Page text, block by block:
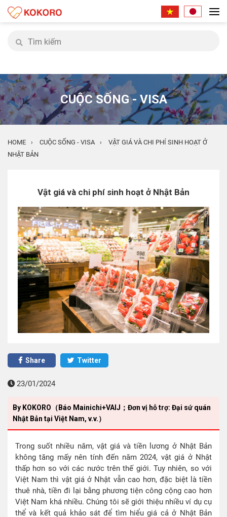
CUỘC SỐNG - VISA
HOME › CUỘC SỐNG - VISA ›
VẬT GIÁ VÀ CHI PHÍ SINH HOẠT Ở
NHẬT BẢN
Vật giá và chi phí sinh hoạt ở Nhật Bản
Share Twitter
23/01/2024
By KOKORO（Báo Mainichi+VAIJ；Đơn vị hỗ trợ: Đại sứ quán
Nhật Bản tại Việt Nam, v.v.）
Trong suốt nhiều năm, vật giá và tiền lương ở Nhật Bản
không tăng mấy nên tính đến năm 2024, vật giá ở Nhật
thấp hơn so với các nước trên thế giới. Tuy nhiên, so với
Việt Nam thì vật giá ở Nhật vẫn cao hơn, đặc biệt là tiền
thuê nhà, tiền đi lại bằng phương tiện công cộng cao hơn
Việt Nam khá nhiều. Chúng tôi sẽ giới thiệu nhiều ví dụ cụ
thể và kết quả khảo sát để tìm hiểu giá cả ở Nhật Bản